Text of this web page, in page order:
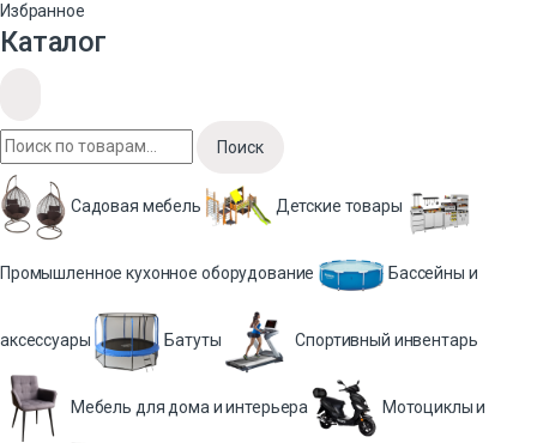
Избранное
Каталог
Поиск
Садовая мебель Детские товары
Промышленное кухонное оборудование Бассейны и
аксессуары Батуты Спортивный инвентарь
Мебель для дома и интерьера Мотоциклы и